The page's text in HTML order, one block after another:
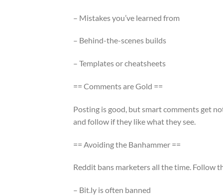
– Mistakes you’ve learned from
– Behind-the-scenes builds
– Templates or cheatsheets
== Comments are Gold ==
Posting is good, but smart comments get
and follow if they like what they see.
== Avoiding the Banhammer ==
Reddit bans marketers all the time. Follow
– Bit.ly is often banned